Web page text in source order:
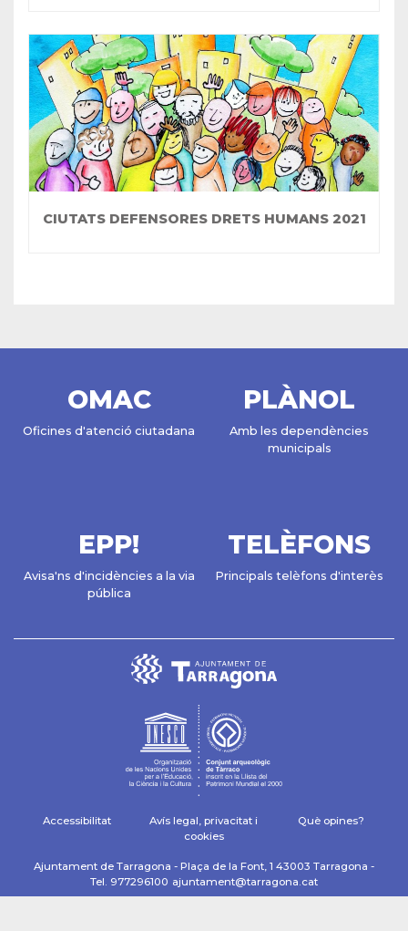
CIUTATS DEFENSORES DRETS HUMANS 2021
OMAC
Oficines d'atenció ciutadana
PLÀNOL
Amb les dependències
municipals
EPP!
Avisa'ns d'incidències a la via
pública
TELÈFONS
Principals telèfons d'interès
Accessibilitat
Avís legal, privacitat i
cookies
Què opines?
Ajuntament de Tarragona - Plaça de la Font, 1 43003 Tarragona -
Tel. 977296100 ajuntament@tarragona.cat